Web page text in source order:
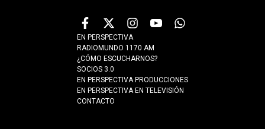
EN PERSPECTIVA
RADIOMUNDO 1170 AM
¿CÓMO ESCUCHARNOS?
SOCIOS 3.0
EN PERSPECTIVA PRODUCCIONES
EN PERSPECTIVA EN TELEVISIÓN
CONTACTO